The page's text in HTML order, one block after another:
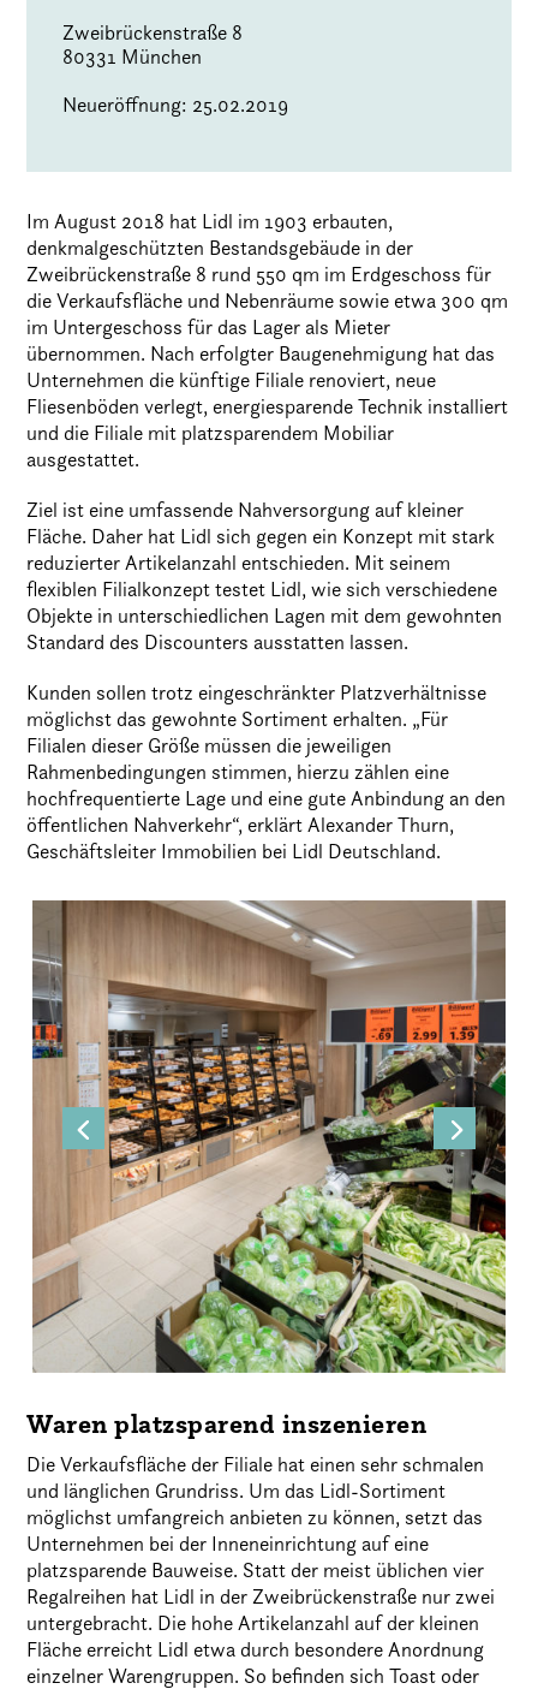
Zweibrückenstraße 8
80331 München
Neueröffnung: 25.02.2019
Im August 2018 hat Lidl im 1903 erbauten,
denkmalgeschützten Bestandsgebäude in der
Zweibrückenstraße 8 rund 550 qm im Erdgeschoss für
die Verkaufsfläche und Nebenräume sowie etwa 300 qm
im Untergeschoss für das Lager als Mieter
übernommen. Nach erfolgter Baugenehmigung hat das
Unternehmen die künftige Filiale renoviert, neue
Fliesenböden verlegt, energiesparende Technik installiert
und die Filiale mit platzsparendem Mobiliar
ausgestattet.
Ziel ist eine umfassende Nahversorgung auf kleiner
Fläche. Daher hat Lidl sich gegen ein Konzept mit stark
reduzierter Artikelanzahl entschieden. Mit seinem
flexiblen Filialkonzept testet Lidl, wie sich verschiedene
Objekte in unterschiedlichen Lagen mit dem gewohnten
Standard des Discounters ausstatten lassen.
Kunden sollen trotz eingeschränkter Platzverhältnisse
möglichst das gewohnte Sortiment erhalten. „Für
Filialen dieser Größe müssen die jeweiligen
Rahmenbedingungen stimmen, hierzu zählen eine
hochfrequentierte Lage und eine gute Anbindung an den
öffentlichen Nahverkehr“, erklärt Alexander Thurn,
Geschäftsleiter Immobilien bei Lidl Deutschland.
Waren platzsparend inszenieren
Die Verkaufsfläche der Filiale hat einen sehr schmalen
und länglichen Grundriss. Um das Lidl-Sortiment
möglichst umfangreich anbieten zu können, setzt das
Unternehmen bei der Inneneinrichtung auf eine
platzsparende Bauweise. Statt der meist üblichen vier
Regalreihen hat Lidl in der Zweibrückenstraße nur zwei
untergebracht. Die hohe Artikelanzahl auf der kleinen
Fläche erreicht Lidl etwa durch besondere Anordnung
einzelner Warengruppen. So befinden sich Toast oder